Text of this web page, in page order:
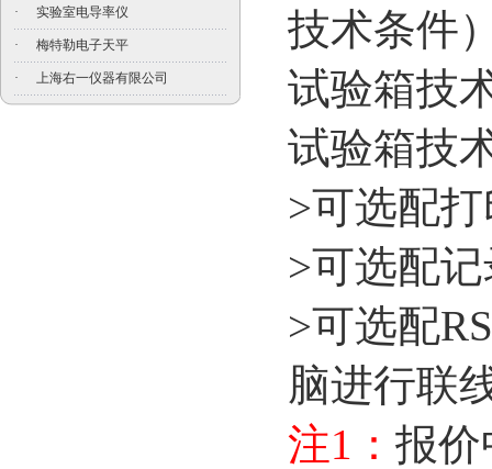
· 实验室电导率仪
· 梅特勒电子天平
· 上海右一仪器有限公司
技术条件
试验箱技
试验箱技
>可选配
>可选配
>可选配
脑进行联
注1 ： 报价